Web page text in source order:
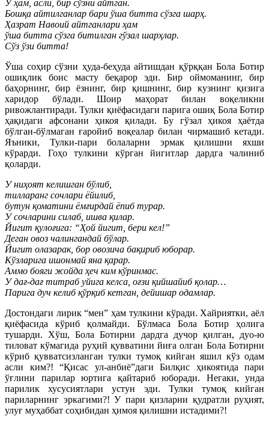
У ҳам, асли, бир сўзни айтган.
Бошқа айтилганлар бари ўша битта сўзга шарҳ.
Ҳазрат Навоий айтганлари ҳам
ўша битта сўзга битилган гўзал шарҳлар.
Сўз ўзи битта!
Ўша соҳир сўзни ҳуда-беҳуда айтишдан қўрққан Бола Ботир
ошиқлик боис масту беқарор эди. Бир оймоманинг, бир
баҳорнинг, бир ёзнинг, бир қишнинг, бир кузнинг қизига
харидор бўлади. Шоир маҳорат билан воқеликни
ривожлантиради. Тулки қиёфасидаги парига ошиқ Бола Ботир
ҳақидаги афсонани ҳикоя қилади. Бу гўзал ҳикоя ҳаётда
бўлган-бўлмаган ғаройиб воқеалар билан чирмашиб кетади.
Яъники, Тулки-пари болаларни эрмак қилишни яхши
кўрарди. Гоҳо тулкини кўрган йигитлар дардга чалиниб
қоларди.
У ниҳоят келишган бўлиб,
тилларанг сочлари ёйилиб,
бутун қоматини ёмғирдай ёпиб турар.
У сочларини силаб, ишва қилар.
Йигит қулоғига: “Ҳой йигит, бери кел!”
Деган овоз чалингандай бўлар.
Йигит олазарак, бор овозича бақириб юборар.
Кўзларига ишонмай яна қарар.
Аммо бояги жойда ҳеч ким кўринмас.
У дағ-дағ титраб уйига келса, оғзи қийшайиб қолар…
Парига дуч келиб қўрқиб кетган, дейишар одамлар.
Достондаги лирик “мен” ҳам тулкини кўради. Хайриятки, аёл
қиёфасида кўриб қолмайди. Бўлмаса Бола Ботир ҳолига
тушарди. Хўш, Бола Ботирни дардга дучор қилган, дуо-ю
тиловат кўмагида руҳий қувватини йиға олган Бола Ботирни
кўриб қувватсизланган тулки тумоқ кийган яшил кўз одам
асли ким?! “Қисас ул-анбиё”даги Билқис ҳикоятида пари
ўғлини парилар юртига қайтариб юборади. Негаки, унда
парилик хусусиятлари устун эди. Тулки тумоқ кийган
париларнинг эркагими?! У пари қизларни қудратли руҳият,
улуғ муҳаббат соҳибидан ҳимоя қилишни истадими?!